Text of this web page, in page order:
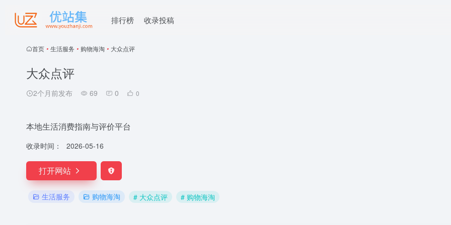
排行榜 收录投稿
首页 • 生活服务 • 购物海淘 • 大众点评
大众点评
2个月前发布 69 0 0
本地生活消费指南与评价平台
收录时间： 2026-05-16
打开网站
生活服务 购物海淘 # 大众点评 # 购物海淘